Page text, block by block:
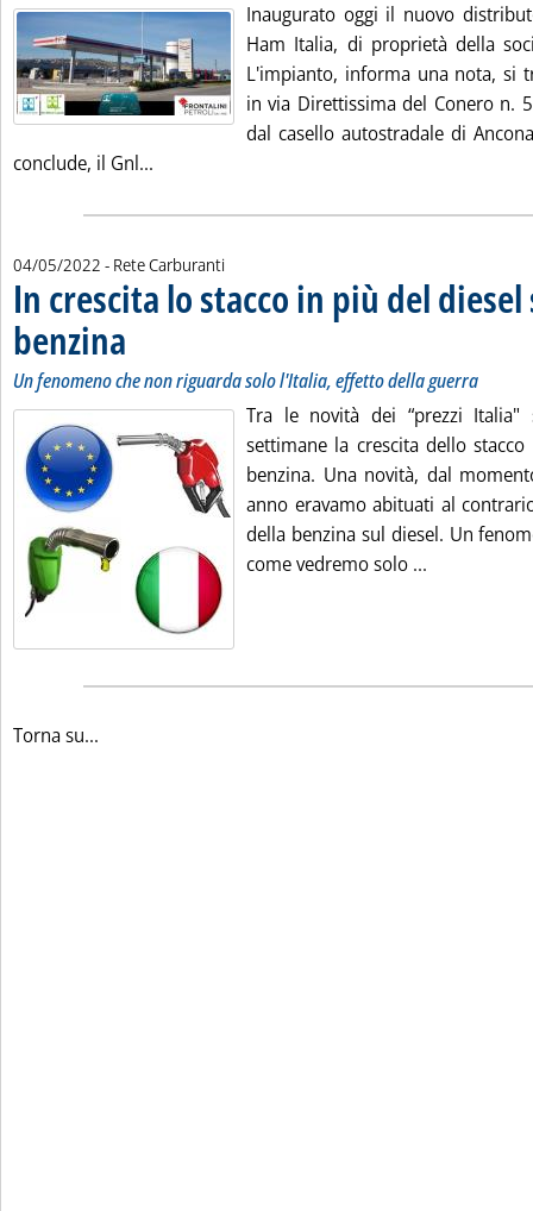
Inaugurato oggi il nuovo
Ham Italia, di proprietà della
L'impianto, informa una nota, si
in via Direttissima del Conero n.
dal casello autostradale di
conclude, il Gnl...
04/05/2022 - Rete Carburanti
In crescita lo stacco in più del diesel
benzina . Sottotitolo: Un fenomeno che non riguarda solo l'Italia, effetto della
. Pubblicata mercoledì 04 maggio 2022 alle 12.28.
Un fenomeno che non riguarda solo l'Italia, effetto della guerra
Tra le novità dei “prezzi Italia"
settimane la crescita dello
benzina. Una novità, dal
anno eravamo abituati al
della benzina sul diesel. Un
come vedremo solo ...
Torna su...